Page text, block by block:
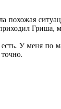
Гриша,
У меня